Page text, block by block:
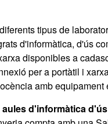
tipus de
d'informàtica, d'ús
disponibles a
per a portàtil i
amb
d'informàtica